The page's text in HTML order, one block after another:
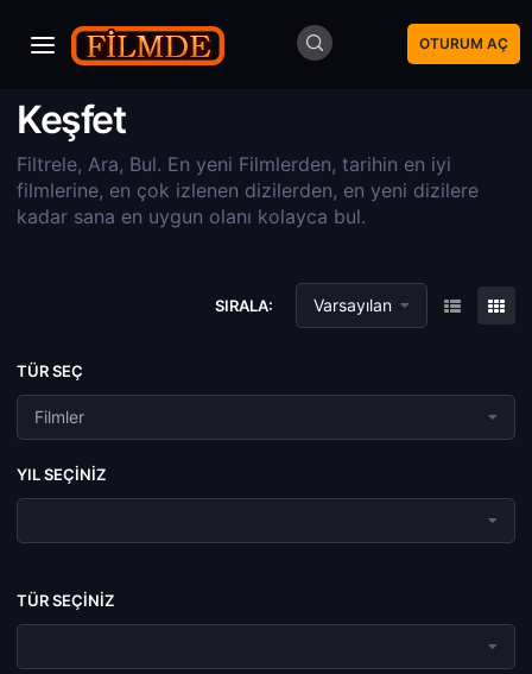
OTURUM AÇ
Keşfet
Filtrele, Ara, Bul. En yeni Filmlerden, tarihin en iyi
filmlerine, en çok izlenen dizilerden, en yeni dizilere
kadar sana en uygun olanı kolayca bul.
SIRALA: Varsayılan
TÜR SEÇ
Filmler
YIL SEÇINIZ
TÜR SEÇINIZ